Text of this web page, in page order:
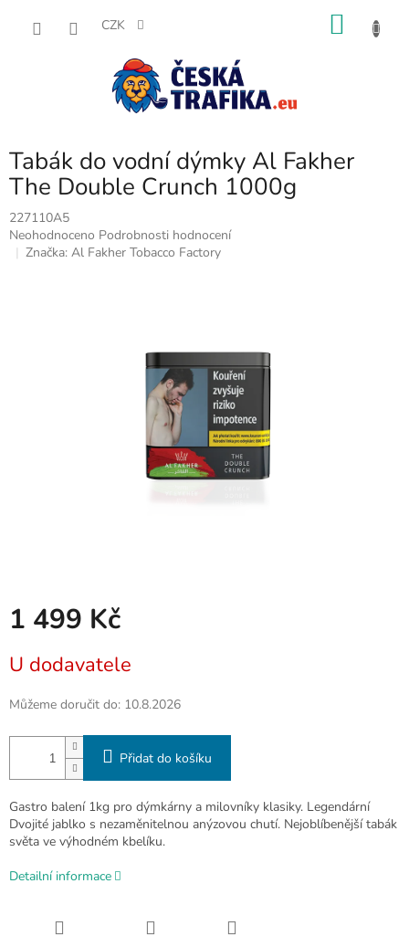
CZK
Tabák do vodní dýmky Al Fakher
The Double Crunch 1000g
227110A5
Průměrné
hodnocení
Neohodnoceno Podrobnosti hodnocení
Značka: Al Fakher Tobacco Factory
1 499 Kč
cena:
U dodavatele
Můžeme doručit do: 10.8.2026
Přidat do košíku
Gastro balení 1kg pro dýmkárny a milovníky klasiky. Legendární
Dvojité jablko s nezaměnitelnou anýzovou chutí. Nejoblíbenější tabák
světa ve výhodném kbelíku.
Detailní informace